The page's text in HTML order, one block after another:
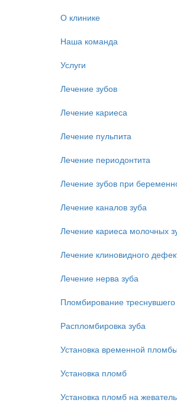
О клинике
Наша команда
Услуги
Лечение зубов
Лечение кариеса
Лечение пульпита
Лечение периодонтита
Лечение зубов при
Лечение каналов зуба
Лечение кариеса молочных
Лечение клиновидного
Лечение нерва зуба
Пломбирование треснувшего
Распломбировка зуба
Установка временной
Установка пломб
Установка пломб на